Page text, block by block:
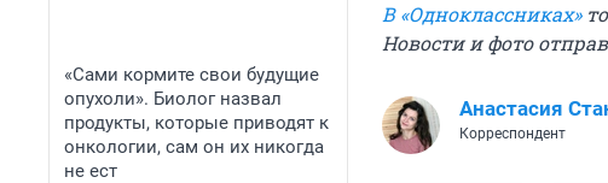
«Сами кормите свои будущие
опухоли». Биолог назвал
продукты, которые приводят к
онкологии, сам он их никогда
не ест
В «Одноклассниках»
Новости и фото
Анастасия
Корреспондент